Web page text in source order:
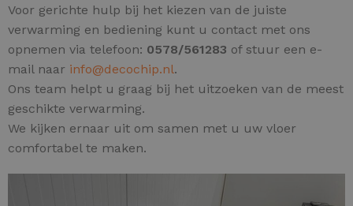
Voor gerichte hulp bij het kiezen van de juiste
verwarming en bediening kunt u contact met ons
opnemen via telefoon: 0578/561283 of stuur een e-
mail naar info@decochip.nl.
Ons team helpt u graag bij het uitzoeken van de meest
geschikte verwarming.
We kijken ernaar uit om samen met u uw vloer
comfortabel te maken.